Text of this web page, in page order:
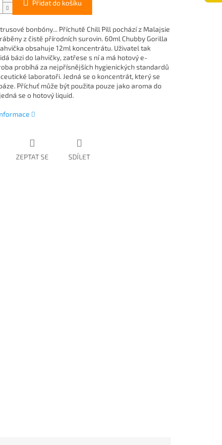
Přidat do košíku
bonbóny... Příchutě Chill Pill pochází z Malajsie
z čistě přírodních surovin. 60ml Chubby Gorilla
obsahuje 12ml koncentrátu. Uživatel tak
bázi do lahvičky, zatřese s ní a má hotový e-
probíhá za nejpřísnějších hygienických standardů
laboratoři. Jedná se o koncentrát, který se
Příchuť může být použita pouze jako aroma do
se o hotový liquid.
ZEPTAT SE SDÍLET